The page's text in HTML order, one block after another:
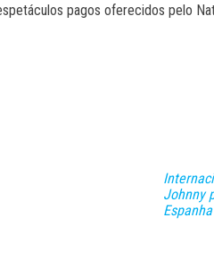
pagos oferecidos pelo
Johnny
Espanha